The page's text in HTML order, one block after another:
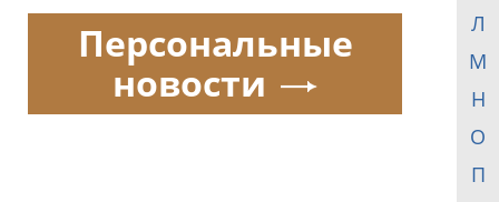
Л
М
Н
О
П
Персональные
новости